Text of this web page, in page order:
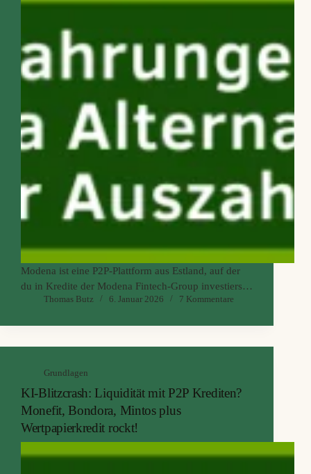
Modena ist eine P2P‑Plattform aus Estland, auf der
du in Kredite der Modena Fintech‑Group investierst.
Reguliert ist nur das Kreditgeschäft der Gruppe selbst
Vault‑Modell in einen Pool aus…
Thomas Butz 6. Januar 2026 7 Kommentare
Grundlagen
KI-Blitzcrash: Liquidität mit P2P Krediten?
Monefit, Bondora, Mintos plus
Wertpapierkredit rockt!